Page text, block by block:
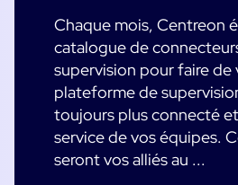
Chaque mois, Centreon
catalogue de
supervision pour faire de
plateforme de
toujours plus connecté
service de vos équipes.
seront vos alliés au ...